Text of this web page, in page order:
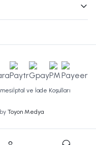
İptal ve İade Koşulları
Toyon Medya